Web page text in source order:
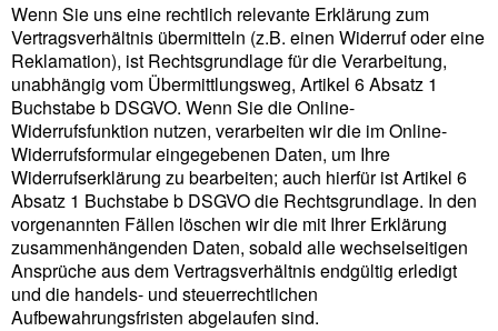
Wenn Sie uns eine rechtlich relevante Erklärung zum
Vertragsverhältnis übermitteln (z.B. einen Widerruf oder eine
Reklamation), ist Rechtsgrundlage für die Verarbeitung,
unabhängig vom Übermittlungsweg, Artikel 6 Absatz 1
Buchstabe b DSGVO. Wenn Sie die Online-
Widerrufsfunktion nutzen, verarbeiten wir die im Online-
Widerrufsformular eingegebenen Daten, um Ihre
Widerrufserklärung zu bearbeiten; auch hierfür ist Artikel 6
Absatz 1 Buchstabe b DSGVO die Rechtsgrundlage. In den
vorgenannten Fällen löschen wir die mit Ihrer Erklärung
zusammenhängenden Daten, sobald alle wechselseitigen
Ansprüche aus dem Vertragsverhältnis endgültig erledigt
und die handels- und steuerrechtlichen
Aufbewahrungsfristen abgelaufen sind.